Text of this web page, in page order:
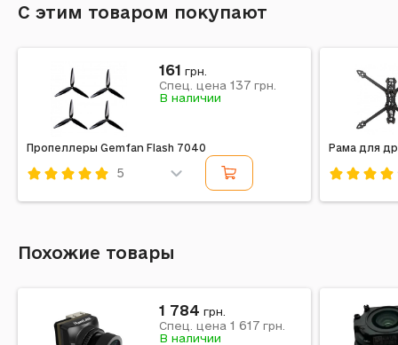
С этим товаром покупают
Пропеллеры Gemfan Flash 7040
5
161 грн.
Спец. цена 137 грн.
В наличии
Рама для
Похожие товары
1 784 грн.
Спец. цена 1 617 грн.
В наличии